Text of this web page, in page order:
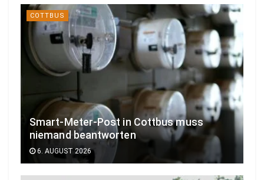
COTTBUS
Smart-Meter-Post in Cottbus muss
niemand beantworten
6. AUGUST 2026